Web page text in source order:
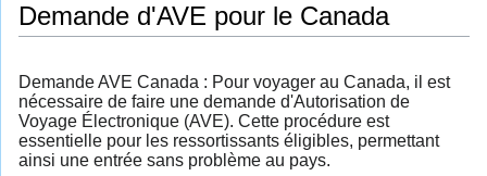
Demande d'AVE pour le Canada
Demande AVE Canada : Pour voyager au Canada, il est
nécessaire de faire une demande d'Autorisation de
Voyage Électronique (AVE). Cette procédure est
essentielle pour les ressortissants éligibles, permettant
ainsi une entrée sans problème au pays.